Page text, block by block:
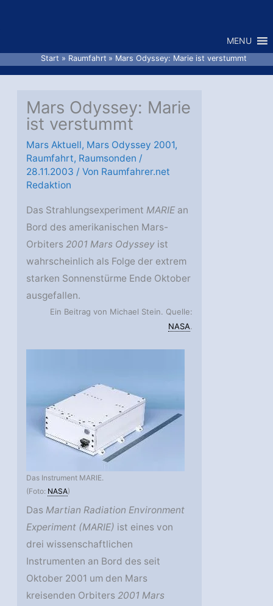
MENU
Start Raumfahrt Mars Odyssey: Marie ist verstummt
Mars Odyssey: Marie
ist verstummt
Mars Aktuell, Mars Odyssey 2001,
Raumfahrt, Raumsonden /
28.11.2003 / Von Raumfahrer.net
Redaktion
Das Strahlungsexperiment MARIE an
Bord des amerikanischen Mars-
Orbiters 2001 Mars Odyssey ist
wahrscheinlich als Folge der extrem
starken Sonnenstürme Ende Oktober
ausgefallen.
Ein Beitrag von Michael Stein. Quelle:
NASA.
Das Instrument MARIE.
(Foto: NASA)
DasMartian Radiation Environment
Experiment (MARIE) ist eines von
drei wissenschaftlichen
Instrumenten an Bord des seit
Oktober 2001 um den Mars
kreisenden Orbiters2001 Mars